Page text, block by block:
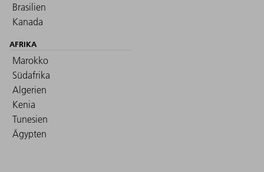
Brasilien
Kanada
AFRIKA
Marokko
Südafrika
Algerien
Kenia
Tunesien
Ägypten